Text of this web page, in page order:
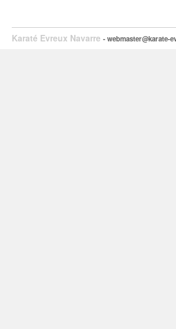
Karaté Evreux Navarre - webmaster@karate-